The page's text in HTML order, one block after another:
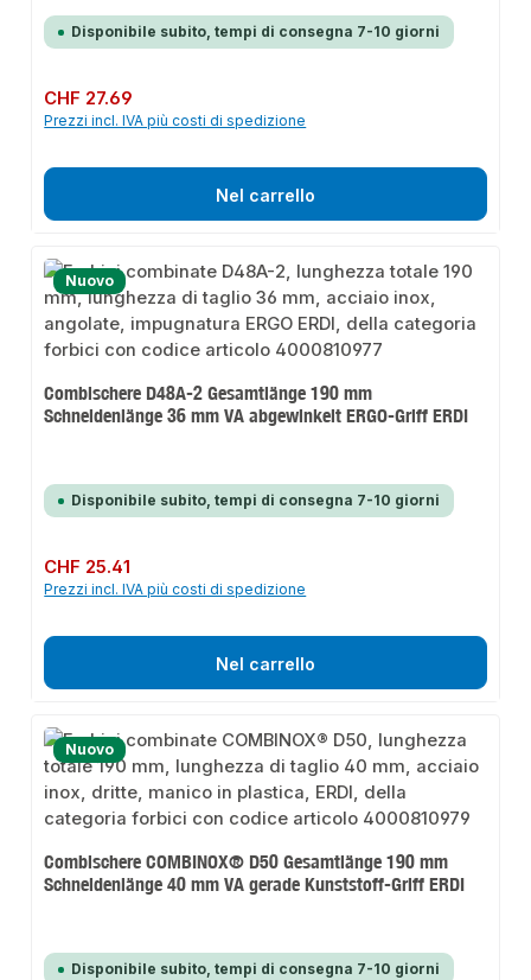
Disponibile subito, tempi di consegna 7-10 giorni
Prezzo normale:
CHF 27.69
Prezzi incl. IVA più costi di spedizione
Nel carrello
Nuovo
Combischere D48A-2 Gesamtlänge 190 mm
Schneidenlänge 36 mm VA abgewinkelt ERGO-Griff ERDI
Disponibile subito, tempi di consegna 7-10 giorni
Prezzo normale:
CHF 25.41
Prezzi incl. IVA più costi di spedizione
Nel carrello
Nuovo
Combischere COMBINOX® D50 Gesamtlänge 190 mm
Schneidenlänge 40 mm VA gerade Kunststoff-Griff ERDI
Disponibile subito, tempi di consegna 7-10 giorni